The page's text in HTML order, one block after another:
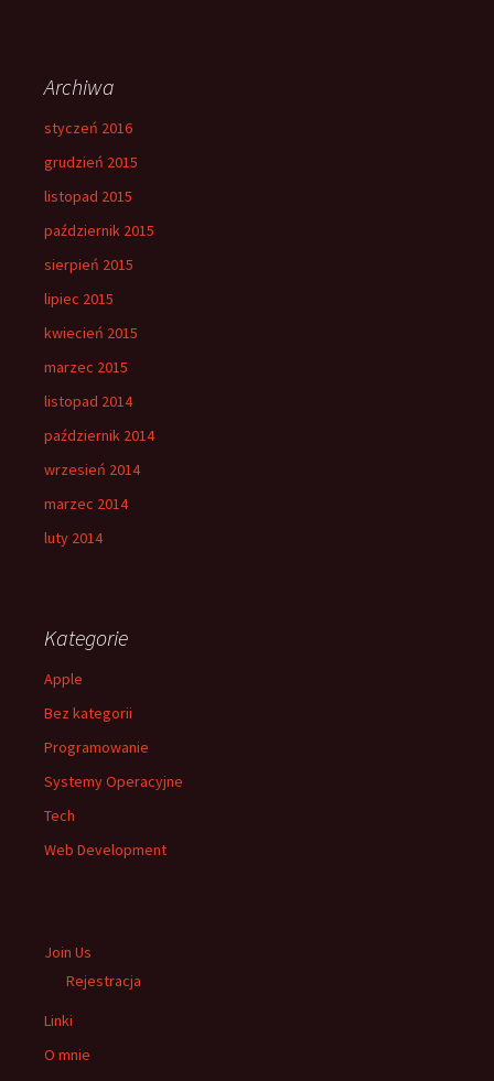
Archiwa
styczeń 2016
grudzień 2015
listopad 2015
październik 2015
sierpień 2015
lipiec 2015
kwiecień 2015
marzec 2015
listopad 2014
październik 2014
wrzesień 2014
marzec 2014
luty 2014
Kategorie
Apple
Bez kategorii
Programowanie
Systemy Operacyjne
Tech
Web Development
Join Us
Rejestracja
Linki
O mnie